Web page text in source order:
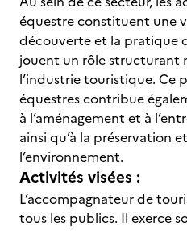
équestre constituent une
découverte et la pratique
jouent un rôle structurant
l’industrie touristique. Ce
équestres contribue
à l’aménagement et à
ainsi qu’à la préservation
l’environnement.
Activités visées :
L’accompagnateur de
tous les publics. Il exerce